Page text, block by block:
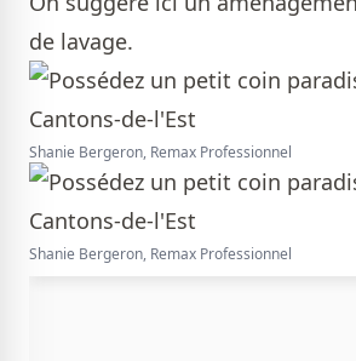
de lavage.
Shanie Bergeron, Remax Professionnel
Shanie Bergeron, Remax Professionnel